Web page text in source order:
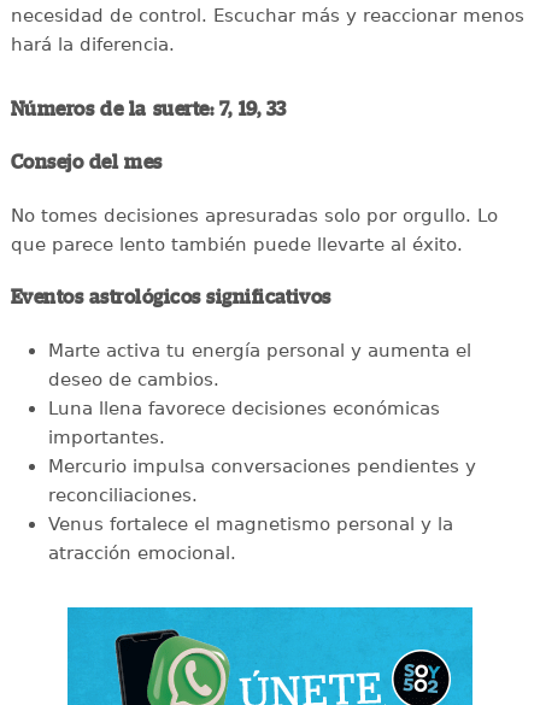
necesidad de control. Escuchar más y reaccionar menos
hará la diferencia.
Números de la suerte: 7, 19, 33
Consejo del mes
No tomes decisiones apresuradas solo por orgullo. Lo
que parece lento también puede llevarte al éxito.
Eventos astrológicos significativos
Marte activa tu energía personal y aumenta el
deseo de cambios.
Luna llena favorece decisiones económicas
importantes.
Mercurio impulsa conversaciones pendientes y
reconciliaciones.
Venus fortalece el magnetismo personal y la
atracción emocional.